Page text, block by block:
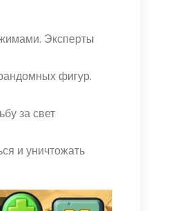
Эксперты
фигур.
за свет
и уничтожать